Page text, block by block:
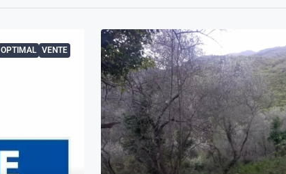
OPTIMAL VENTE